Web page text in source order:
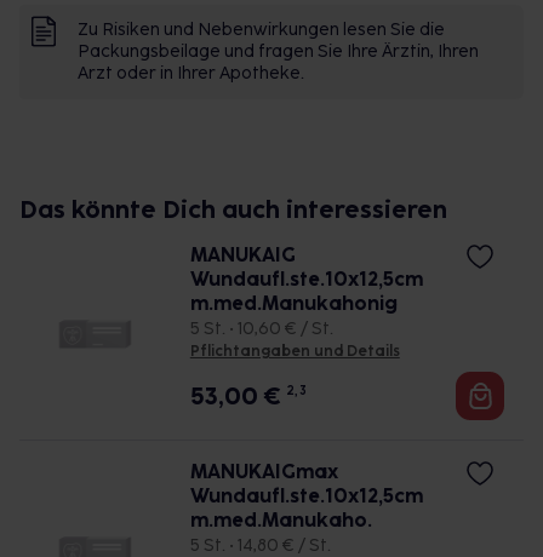
Zu Risiken und Nebenwirkungen lesen Sie die
Packungsbeilage und fragen Sie Ihre Ärztin, Ihren
Arzt oder in Ihrer Apotheke.
Das könnte Dich auch interessieren
MANUKAIG
Wundaufl.ste.10x12,5cm
m.med.Manukahonig
5 St. • 10,60 € / St.
Pflichtangaben und Details
53,00 € 2, 3
MANUKAIGmax
Wundaufl.ste.10x12,5cm
m.med.Manukaho.
5 St. • 14,80 € / St.